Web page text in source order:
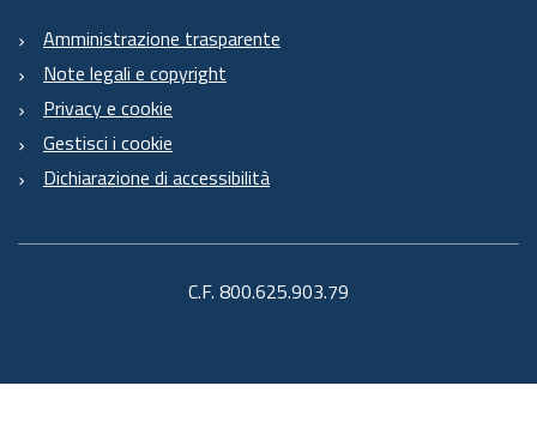
Amministrazione trasparente
Note legali e copyright
Privacy e cookie
Gestisci i cookie
Dichiarazione di accessibilità
C.F. 800.625.903.79